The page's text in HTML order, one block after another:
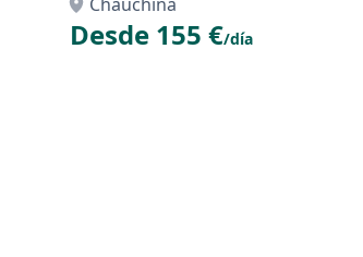
Desde 155 €/día